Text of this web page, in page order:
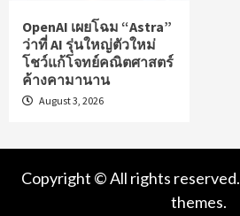
OpenAI เผยโฉม “Astra”
ว่าที่ AI รุ่นใหญ่ตัวใหม่
โชว์แก้โจทย์คณิตศาสตร์
ค้างคามานาน
August 3, 2026
Copyright © All rights reserved.
themes.